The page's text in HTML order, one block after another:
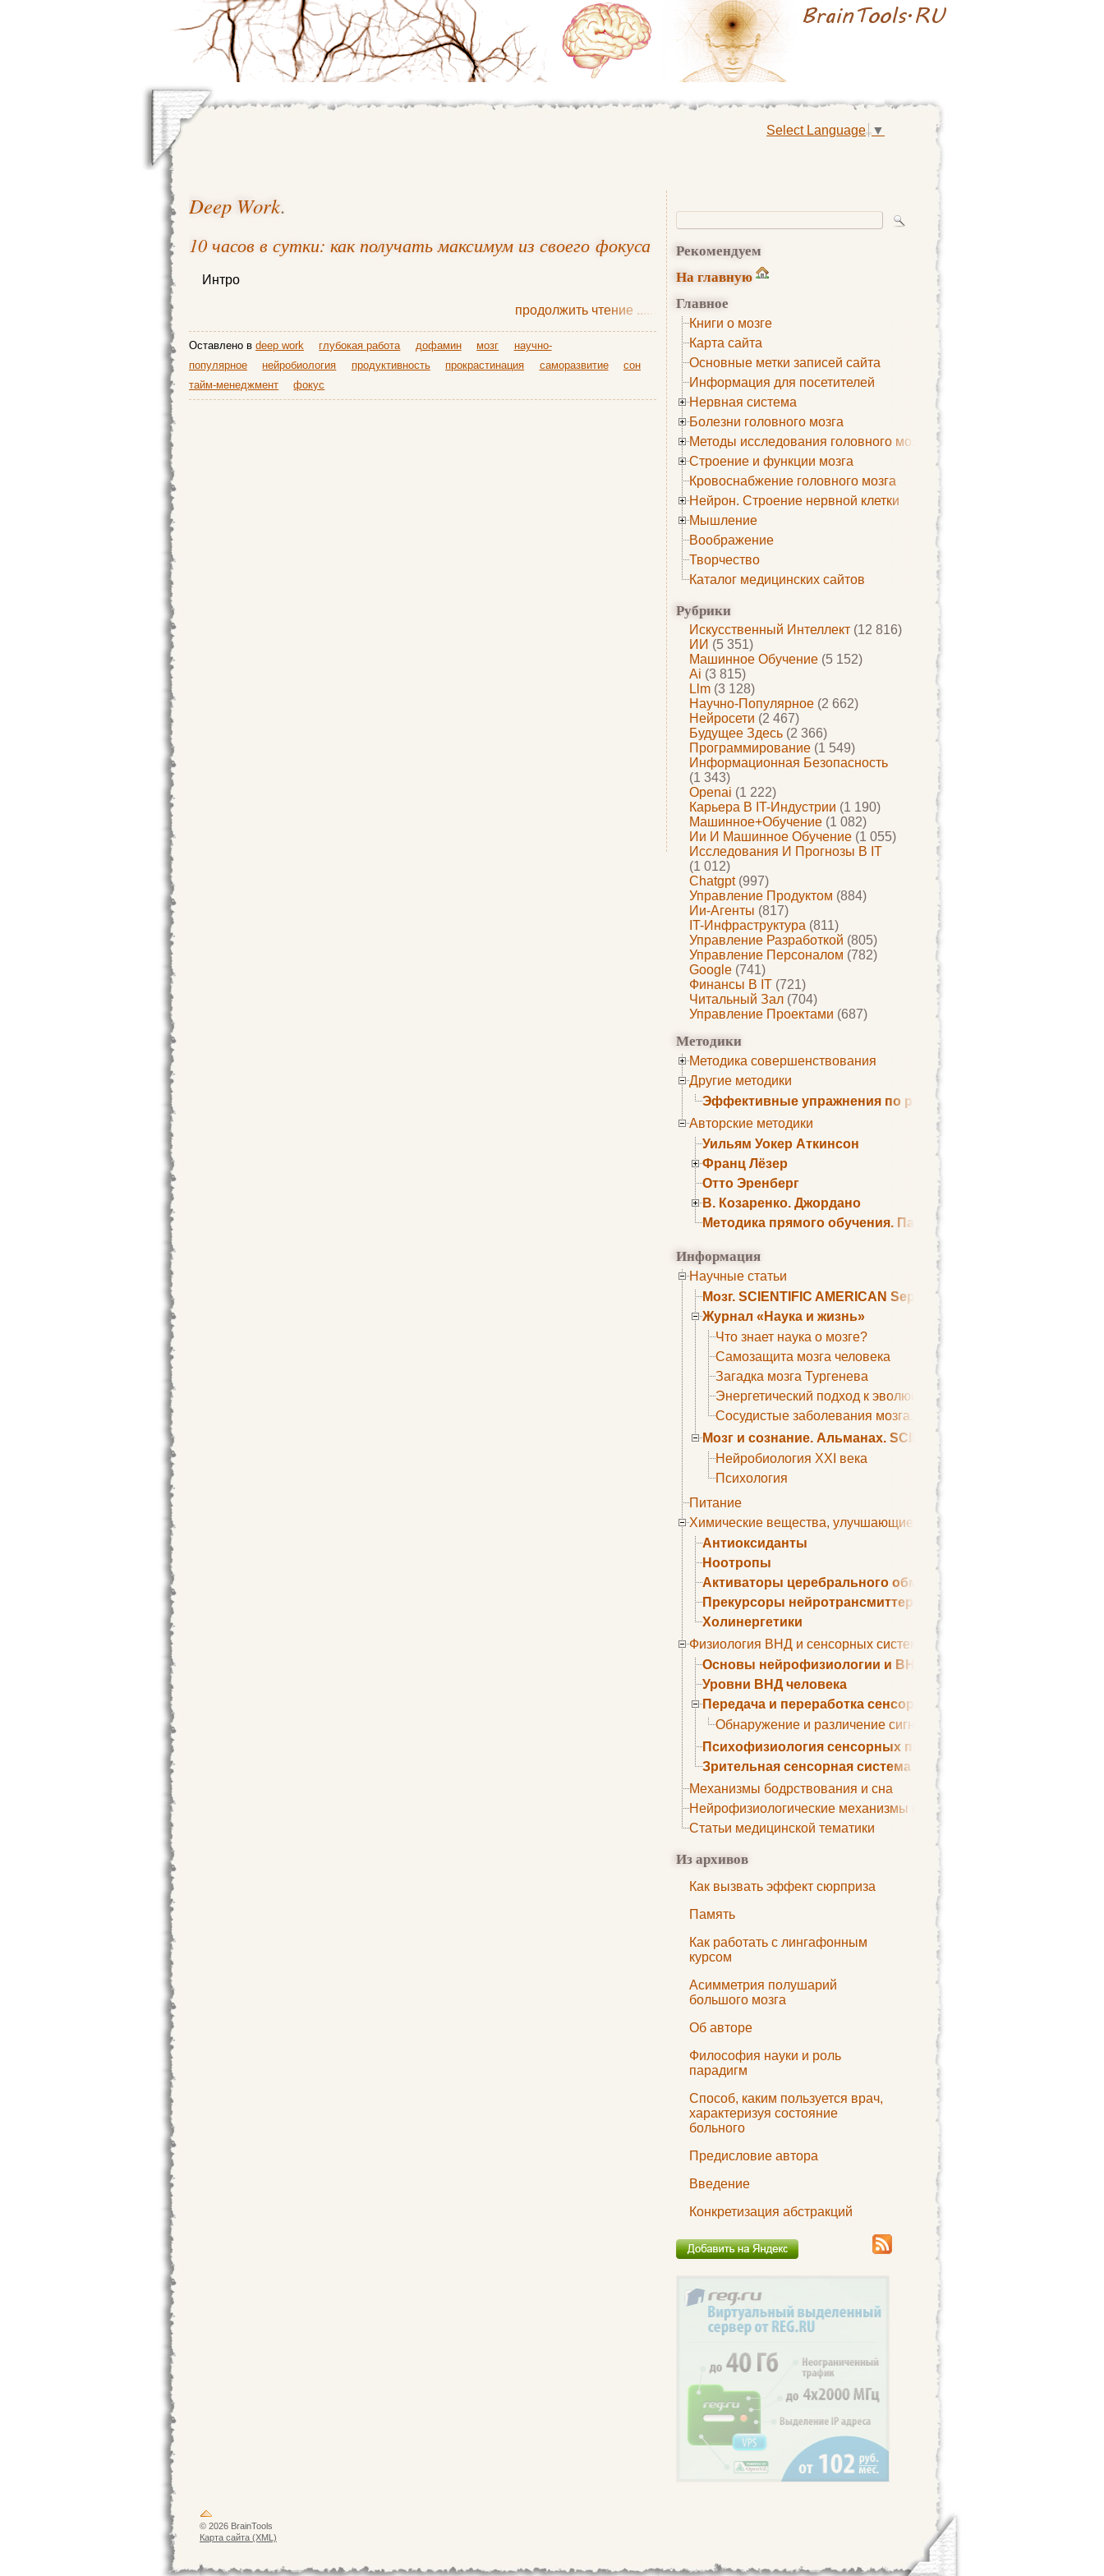
Select Language ▼
Рекомендуем
На главную
Главное
Книги о мозге
Карта сайта
Основные метки записей сайта
Информация для посетителей
Нервная система
Болезни головного мозга
Методы исследования головного мозга
Строение и функции мозга
Кровоснабжение головного мозга
Нейрон. Строение нервной клетки
Мышление
Воображение
Творчество
Каталог медицинских сайтов
Рубрики
Искусственный Интеллект (12 816)
ИИ (5 351)
Машинное Обучение (5 152)
Ai (3 815)
Llm (3 128)
Научно-Популярное (2 662)
Нейросети (2 467)
Будущее Здесь (2 366)
Программирование (1 549)
Информационная Безопасность
(1 343)
Openai (1 222)
Карьера В IT-Индустрии (1 190)
Машинное+обучение (1 082)
Ии И Машинное Обучение (1 055)
Исследования И Прогнозы В IT
(1 012)
Chatgpt(997)
Управление Продуктом (884)
Ии-Агенты (817)
IT-Инфраструктура (811)
Управление Разработкой (805)
Управление Персоналом (782)
Google (741)
Финансы В IT (721)
Читальный Зал (704)
Управление Проектами (687)
Методики
Методика совершенствования
Другие методики
Эффективные упражнения по развитию памяти
Авторские методики
Уильям Уокер Аткинсон
Франц Лёзер
Отто Эренберг
В. Козаренко. Джордано
Методика прямого обучения. Пауль Шелли
Информация
Научные статьи
Мозг. SCIENTIFIC AMERICAN September 1979
Журнал «Наука и жизнь»
Что знает наука о мозге?
Самозащита мозга человека
Загадка мозга Тургенева
Энергетический подход к эволюции мозга
Сосудистые заболевания мозга. Все может начаться с
Мозг и сознание. Альманах. SCIENTIFIC AMERICAN
Нейробиология XXI века
Психология
Питание
Химические вещества, улучшающие умственные способности
Антиоксиданты
Ноотропы
Активаторы церебрального обмена веществ
Прекурсоры нейротрансмиттеров
Холинергетики
Физиология ВНД и сенсорных систем
Основы нейрофизиологии и ВНД
Уровни ВНД человека
Передача и переработка сенсорных сигналов
Обнаружение и различение сигналов. Сенсорная рецепция
Психофизиология сенсорных процессов
Зрительная сенсорная система
Механизмы бодрствования и сна
Нейрофизиологические механизмы сна
Статьи медицинской тематики
Из архивов
Как вызвать эффект сюрприза
Память
Как работать с лингафонным
курсом
Асимметрия полушарий
большого мозга
Об авторе
Философия науки и роль
парадигм
Способ, каким пользуется врач,
характеризуя состояние
больного
Предисловие автора
Введение
Конкретизация абстракций
Deep Work.
10 часов в сутки: как получать максимум из своего фокуса
Интро
продолжить чтение ......
Оставлено в deep work глубокая работа дофамин мозг
научно-
популярное
нейробиология продуктивность прокрастинация саморазвитие
сон
тайм-менеджмент
фокус
© 2026 BrainTools
Карта сайта (XML)